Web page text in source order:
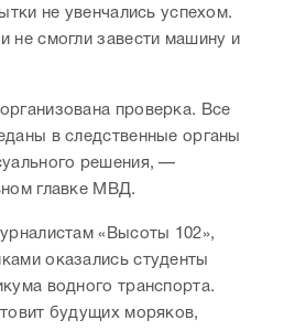
не увенчались успехом.
не смогли завести машину и
проверка. Все
в следственные органы
решения, —
главке МВД.
«Высоты 102»,
оказались студенты
водного транспорта.
будущих моряков,